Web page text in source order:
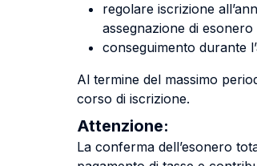
regolare iscrizione
assegnazione di
conseguimento durante
Al termine del massimo
corso di iscrizione.
Attenzione:
La conferma dell’esonero